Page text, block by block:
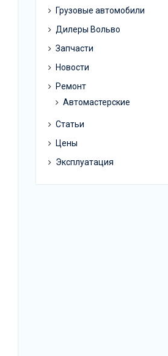
Грузовые автомобили
Дилеры Вольво
Запчасти
Новости
Ремонт
Автомастерские
Статьи
Цены
Эксплуатация